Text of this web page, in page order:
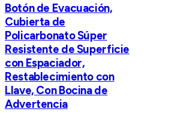
Botón de Evacuación,
Cubierta de
Policarbonato Súper
Resistente de Superficie
con Espaciador,
Restablecimiento con
Llave, Con Bocina de
Advertencia